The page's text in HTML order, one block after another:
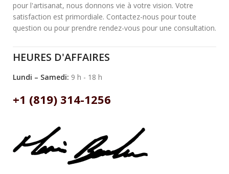
pour l'artisanat, nous donnons vie à votre vision. Votre
satisfaction est primordiale. Contactez-nous pour toute
question ou pour prendre rendez-vous pour une consultation.
HEURES D'AFFAIRES
Lundi – Samedi: 9 h - 18 h
+1 (819) 314-1256